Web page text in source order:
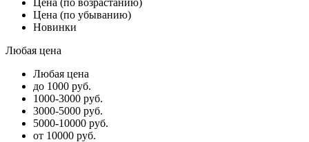
Цена (по возрастанию)
Цена (по убыванию)
Новинки
Любая цена
Любая цена
до 1000 руб.
1000-3000 руб.
3000-5000 руб.
5000-10000 руб.
от 10000 руб.